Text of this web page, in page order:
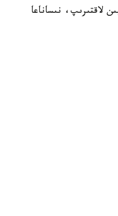
باسكەتبول دوبىن لاقتىرىپ، نىساناعا